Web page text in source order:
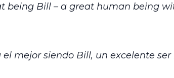
being Bill – a great human being
mejor siendo Bill, un excelente